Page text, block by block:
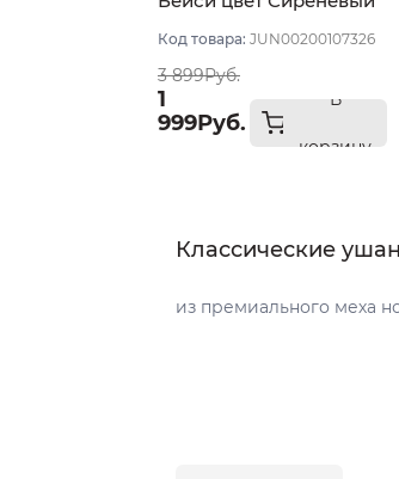
Код товара: JUN00200107326
3 899Руб.
1
999Руб.
В
корзину
Классические
из премиального меха